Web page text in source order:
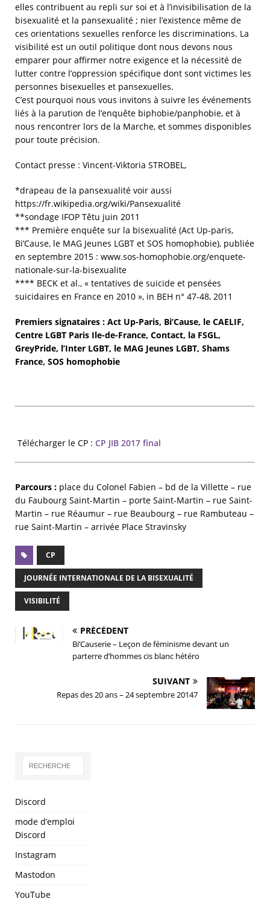
elles contribuent au repli sur soi et à l’invisibilisation de la
bisexualité et la pansexualité ; nier l’existence même de
ces orientations sexuelles renforce les discriminations. La
visibilité est un outil politique dont nous devons nous
emparer pour affirmer notre exigence et la nécessité de
lutter contre l’oppression spécifique dont sont victimes les
personnes bisexuelles et pansexuelles.
C’est pourquoi nous vous invitons à suivre les événements
liés à la parution de l’enquête biphobie/panphobie, et à
nous rencontrer lors de la Marche, et sommes disponibles
pour toute précision.
Contact presse : Vincent-Viktoria STROBEL,
*drapeau de la pansexualité voir aussi
https://fr.wikipedia.org/wiki/Pansexualité
**sondage IFOP Têtu juin 2011
*** Première enquête sur la bisexualité (Act Up-paris,
Bi’Cause, le MAG Jeunes LGBT et SOS homophobie), publiée
en septembre 2015 : www.sos-homophobie.org/enquete-
nationale-sur-la-bisexualite
**** BECK et al., « tentatives de suicide et pensées
suicidaires en France en 2010 », in BEH n° 47-48, 2011
Premiers signataires : Act Up-Paris, Bi’Cause, le CAELIF,
Centre LGBT Paris Ile-de-France, Contact, la FSGL,
GreyPride, l’Inter LGBT, le MAG Jeunes LGBT, Shams
France, SOS homophobie
Télécharger le CP : CP JIB 2017 final
Parcours : place du Colonel Fabien – bd de la Villette – rue
du Faubourg Saint-Martin – porte Saint-Martin – rue Saint-
Martin – rue Réaumur – rue Beaubourg – rue Rambuteau –
rue Saint-Martin – arrivée Place Stravinsky
CP
JOURNÉE INTERNATIONALE DE LA BISEXUALITÉ
VISIBILITÉ
PRÉCÉDENT
Bi’Causerie – Leçon de féminisme devant un
parterre d’hommes cis blanc hétéro
SUIVANT
Repas des 20 ans – 24 septembre 20147
Discord
mode d’emploi
Discord
Instagram
Mastodon
YouTube